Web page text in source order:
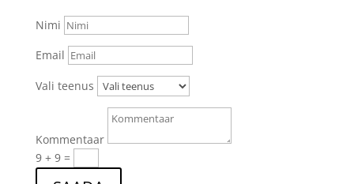
Nimi
Email
Vali teenus
Kommentaar
9 + 9=